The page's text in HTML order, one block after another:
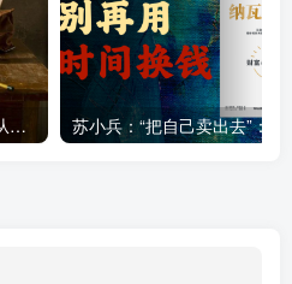
100种作文写作方法大全：从基础到高级，轻松提升写作水平！